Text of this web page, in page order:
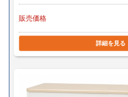
＊店頭引き渡し可能です。（要
販売価格
詳細を見る